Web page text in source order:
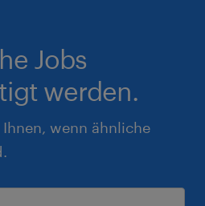
Jobs
werden.
wenn ähnliche